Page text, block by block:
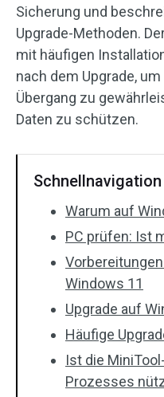
Sicherung und
Upgrade-Methoden.
mit häufigen
nach dem Upgrade,
Übergang zu
Daten zu schützen.
Schnellnavigation
Warum auf
PC prüfen: Ist
Windows 11
Upgrade auf
Häufige
Ist die
Prozesses